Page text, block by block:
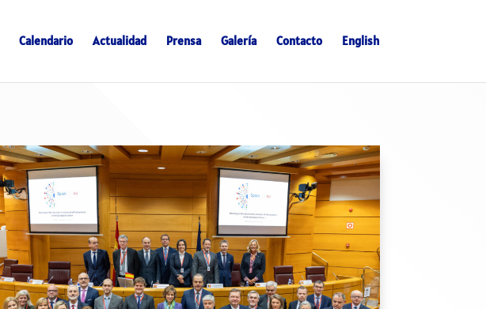
Calendario Actualidad Prensa Galería Contacto English